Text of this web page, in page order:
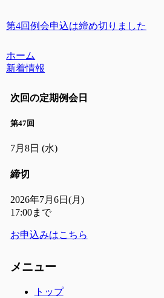
第4回例会申込は締め切りました
ホーム
新着情報
次回の定期例会日
第47回
7月8日 (水)
締切
2026年7月6日(月)
17:00まで
お申込みはこちら
メニュー
トップ